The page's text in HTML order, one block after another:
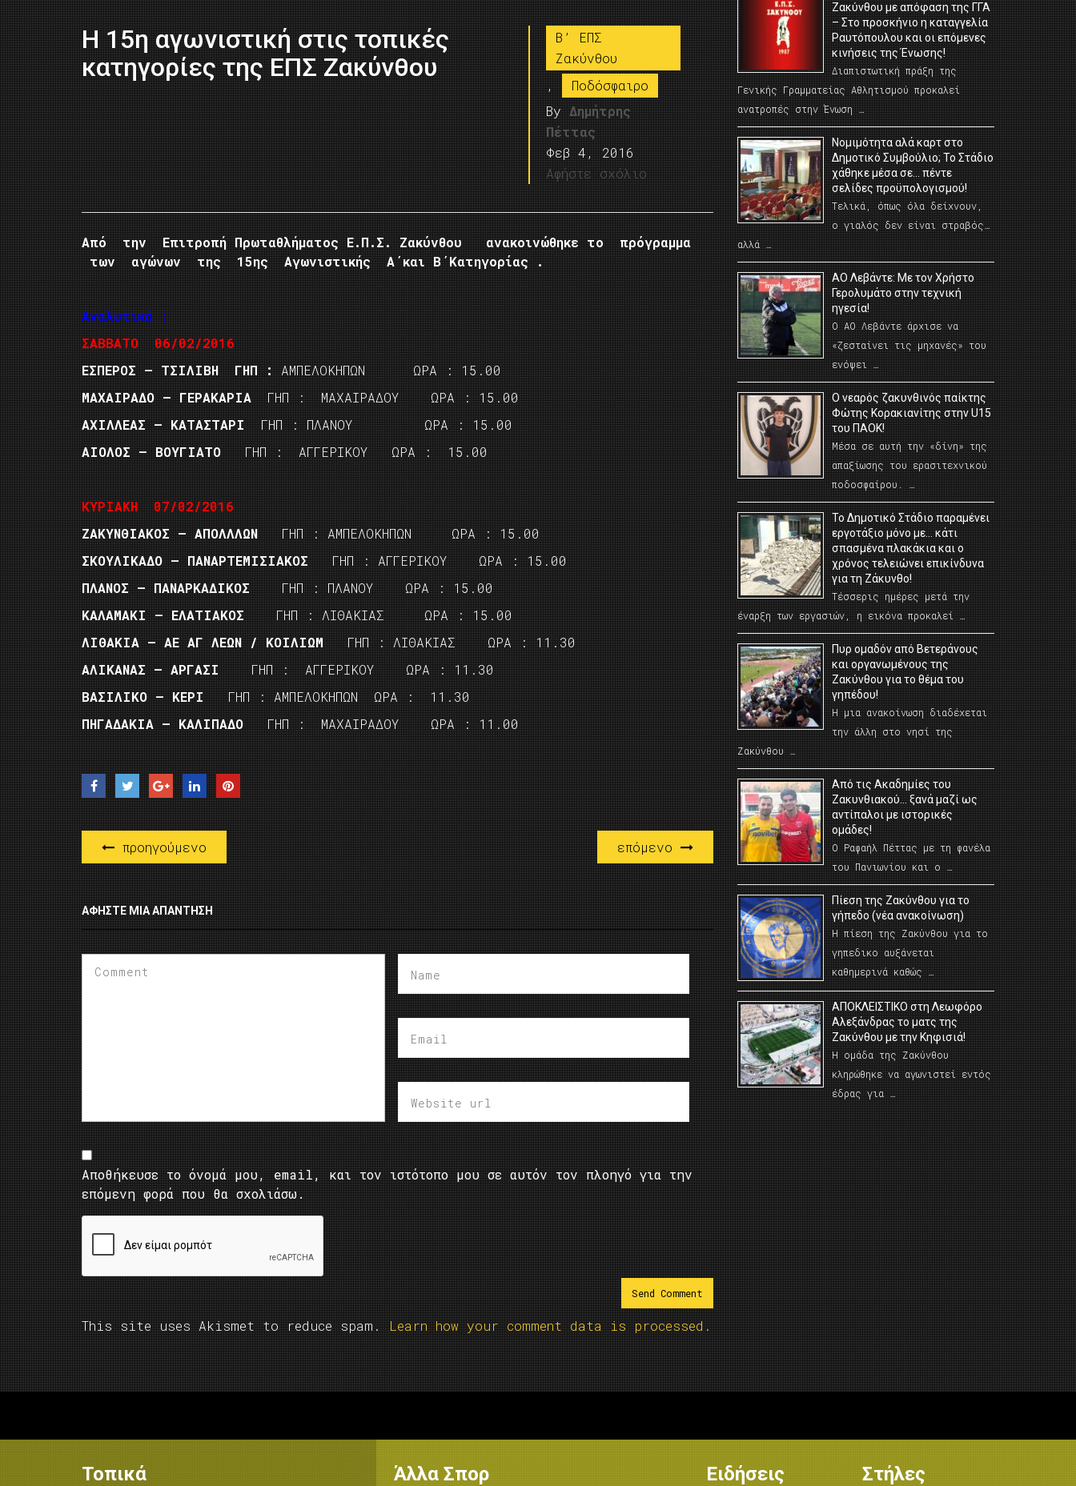
H 15η αγωνιστική στις τοπικές
κατηγορίες της ΕΠΣ Ζακύνθου
B’ ΕΠΣ
Ζακύνθου
,
Ποδόσφαιρο
By Δημήτρης
Πέττας
Φεβ 4, 2016
Αφήστε σχόλιο
Από την Επιτροπή Πρωταθλήματος Ε.Π.Σ. Ζακύνθου ανακοινώθηκε το πρόγραμμα
των αγώνων της 15ης Αγωνιστικής Α΄και Β΄Κατηγορίας .
Αναλυτικά :
ΣΑΒΒΑΤΟ 06/02/2016
ΕΣΠΕΡΟΣ – ΤΣΙΛΙΒΗ ΓΗΠ :
ΑΜΠΕΛΟΚΗΠΩΝ ΩΡΑ : 15.00
ΜΑΧΑΙΡΑΔΟ – ΓΕΡΑΚΑΡΙΑ
ΓΗΠ : ΜΑΧΑΙΡΑΔΟΥ ΩΡΑ : 15.00
ΑΧΙΛΛΕΑΣ – ΚΑΤΑΣΤΑΡΙ ΓΗΠ : ΠΛΑΝΟΥ ΩΡΑ : 15.00
ΑΙΟΛΟΣ – ΒΟΥΓΙΑΤΟ
ΓΗΠ : ΑΓΓΕΡΙΚΟΥ ΩΡΑ : 15.00
ΚΥΡΙΑΚΗ 07/02/2016
ΖΑΚΥΝΘΙΑΚΟΣ – ΑΠΟΛΛΛΩΝ ΓΗΠ : ΑΜΠΕΛΟΚΗΠΩΝ ΩΡΑ : 15.00
ΣΚΟΥΛΙΚΑΔΟ – ΠΑΝΑΡΤΕΜΙΣΙΑΚΟΣ
ΓΗΠ : ΑΓΓΕΡΙΚΟΥ ΩΡΑ : 15.00
ΠΛΑΝΟΣ – ΠΑΝΑΡΚΑΔΙΚΟΣ
ΓΗΠ : ΠΛΑΝΟΥ ΩΡΑ : 15.00
ΚΑΛΑΜΑΚΙ – ΕΛΑΤΙΑΚΟΣ
ΓΗΠ : ΛΙΘΑΚΙΑΣ ΩΡΑ : 15.00
ΛΙΘΑΚΙΑ – ΑΕ ΑΓ ΛΕΩΝ / ΚΟΙΛΙΩΜ
ΓΗΠ : ΛΙΘΑΚΙΑΣ ΩΡΑ : 11.30
ΑΛΙΚΑΝΑΣ – ΑΡΓΑΣΙ
ΓΗΠ : ΑΓΓΕΡΙΚΟΥ ΩΡΑ : 11.30
ΒΑΣΙΛΙΚΟ – ΚΕΡΙ
ΓΗΠ : ΑΜΠΕΛΟΚΗΠΩΝ ΩΡΑ : 11.30
ΠΗΓΑΔΑΚΙΑ – ΚΑΛΙΠΑΔΟ
ΓΗΠ : ΜΑΧΑΙΡΑΔΟΥ ΩΡΑ : 11.00
προηγούμενο επόμενο
ΑΦΉΣΤΕ ΜΙΑ ΑΠΆΝΤΗΣΗ
Αποθήκευσε το όνομά μου, email, και τον ιστότοπο μου σε αυτόν τον πλοηγό για την
επόμενη φορά που θα σχολιάσω.
This site uses Akismet to reduce spam. Learn how your comment data is processed.
Ζακύνθου με απόφαση της ΓΓΑ
– Στο προσκήνιο η καταγγελία
Ραυτόπουλου και οι επόμενες
κινήσεις της Ένωσης!
Διαπιστωτική πράξη της
Γενικής Γραμματείας Αθλητισμού προκαλεί
ανατροπές στην Ένωση …
Νομιμότητα αλά καρτ στο
Δημοτικό Συμβούλιο; Το Στάδιο
χάθηκε μέσα σε… πέντε
σελίδες προϋπολογισμού!
Τελικά, όπως όλα δείχνουν,
ο γιαλός δεν είναι στραβός…
αλλά …
ΑΟ Λεβάντε: Με τον Χρήστο
Γερολυμάτο στην τεχνική
ηγεσία!
Ο ΑΟ Λεβάντε άρχισε να
«ζεσταίνει τις μηχανές» του
ενόψει …
O νεαρός ζακυνθινός παίκτης
Φώτης Κορακιανίτης στην U15
του ΠΑΟΚ!
Μέσα σε αυτή την «δίνη» της
απαξίωσης του ερασιτεχνικού
ποδοσφαίρου. …
Το Δημοτικό Στάδιο παραμένει
εργοτάξιο μόνο με… κάτι
σπασμένα πλακάκια και ο
χρόνος τελειώνει επικίνδυνα
για τη Ζάκυνθο!
Τέσσερις ημέρες μετά την
έναρξη των εργασιών, η εικόνα προκαλεί …
Πυρ ομαδόν από Βετεράνους
και οργανωμένους της
Ζακύνθου για το θέμα του
γηπέδου!
Η μια ανακοίνωση διαδέχεται
την άλλη στο νησί της
Ζακύνθου …
Από τις Ακαδημίες του
Ζακυνθιακού… ξανά μαζί ως
αντίπαλοι με ιστορικές
ομάδες!
Ο Ραφαήλ Πέττας με τη φανέλα
του Πανιωνίου και ο …
Πίεση της Ζακύνθου για το
γήπεδο (νέα ανακοίνωση)
Η πίεση της Ζακύνθου για το
γηπεδικο αυξάνεται
καθημερινά καθώς …
AΠΟΚΛΕΙΣΤΙΚΟ στη Λεωφόρο
Αλεξάνδρας το ματς της
Ζακύνθου με την Κηφισιά!
Η ομάδα της Ζακύνθου
κληρώθηκε να αγωνιστεί εντός
έδρας για …
Τοπικά Άλλα Σπορ Ειδήσεις Στήλες